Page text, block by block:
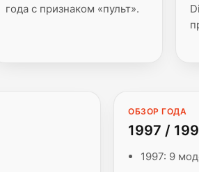
года с признаком «пульт».
ОБЗОР ГОДА
1997 /
1997: 9